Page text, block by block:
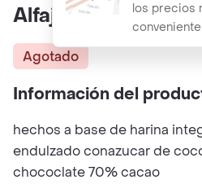
los precios
Alfajores Veganos
Agotado
Información del
hechos a base de harina
endulzado conazucar de
chococlate 70% cacao